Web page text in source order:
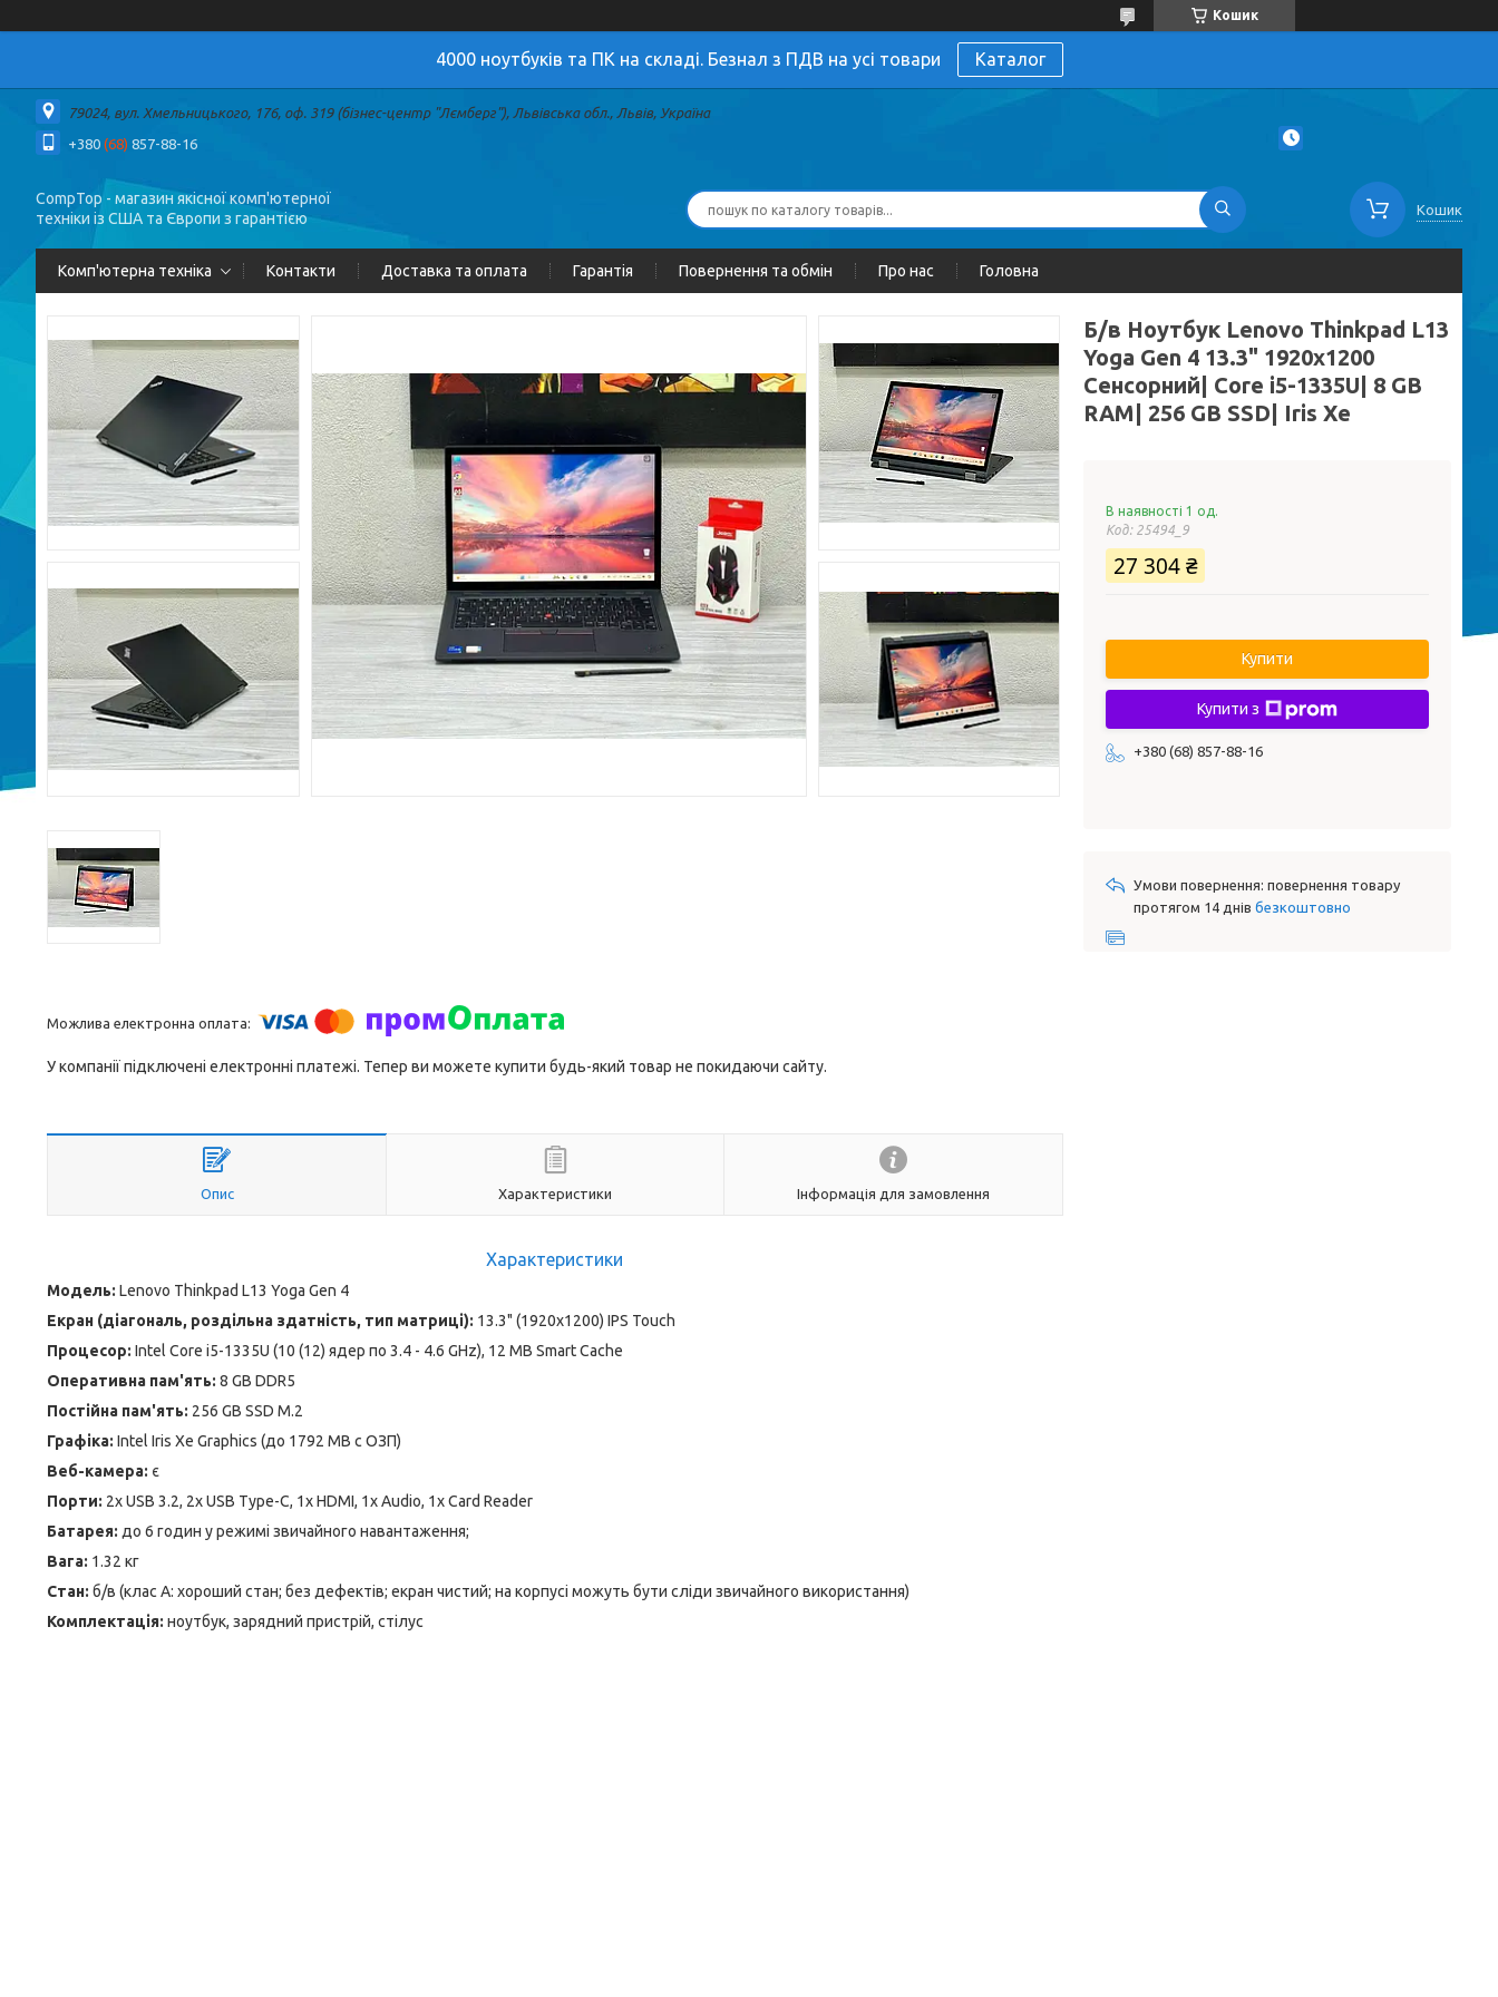
Кошик
4000 ноутбуків та ПК на складі. Безнал з ПДВ на усі товари Каталог
79024, вул. Хмельницького, 176, оф. 319 (бізнес-центр "Лємберг"), Львівська обл., Львів, Україна
+380 (68) 857-88-16
CompTop - магазин якісної комп'ютерної
техніки із США та Європи з гарантією
Кошик
Комп'ютерна техніка Контакти Доставка та оплата Гарантія Повернення та обмін Про нас Головна
У компанії підключені електронні платежі. Тепер ви можете купити будь-який товар не покидаючи сайту.
Опис Характеристики Інформація для замовлення
Характеристики
Модель: Lenovo Thinkpad L13 Yoga Gen 4
Екран (діагональ, роздільна здатність, тип матриці): 13.3" (1920x1200) IPS Touch
Процесор: Intel Core i5-1335U (10 (12) ядер по 3.4 - 4.6 GHz), 12 MB Smart Cache
Оперативна пам'ять: 8 GB DDR5
Постійна пам'ять: 256 GB SSD M.2
Графіка: Intel Iris Xe Graphics (до 1792 MB с ОЗП)
Веб-камера: є
Порти: 2x USB 3.2, 2x USB Type-C, 1x HDMI, 1x Audio, 1x Card Reader
Батарея: до 6 годин у режимі звичайного навантаження;
Вага: 1.32 кг
Стан: б/в (клас А: хороший стан; без дефектів; екран чистий; на корпусі можуть бути сліди звичайного використання)
Комплектація: ноутбук, зарядний пристрій, стілус
Б/в Ноутбук Lenovo Thinkpad L13
Yoga Gen 4 13.3" 1920x1200
Сенсорний| Core i5-1335U| 8 GB
RAM| 256 GB SSD| Iris Xe
В наявності 1 од.
Код: 25494_9
27 304 ₴
Купити
Купити з
+380 (68) 857-88-16
повернення товару
протягом 14 днів безкоштовно